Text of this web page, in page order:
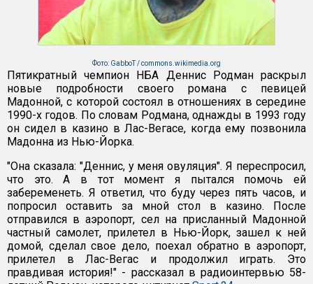
Фото: GabboT / commons.wikimedia.org
Пятикратный чемпион НБА Деннис Родман раскрыл
новые подробности своего романа с певицей
Мадонной, с которой состоял в отношениях в середине
1990-х годов. По словам Родмана, однажды в 1993 году
он сидел в казино в Лас-Вегасе, когда ему позвонила
Мадонна из Нью-Йорка.
"Она сказала: "Деннис, у меня овуляция". Я переспросил,
что это. А в тот момент я пытался помочь ей
забеременеть. Я ответил, что буду через пять часов, и
попросил оставить за мной стол в казино. После
отправился в аэропорт, сел на присланный Мадонной
частный самолет, прилетел в Нью-Йорк, зашел к ней
домой, сделал свое дело, поехал обратно в аэропорт,
прилетел в Лас-Вегас и продолжил играть. Это
правдивая история!" - рассказал в радиоинтервью 58-